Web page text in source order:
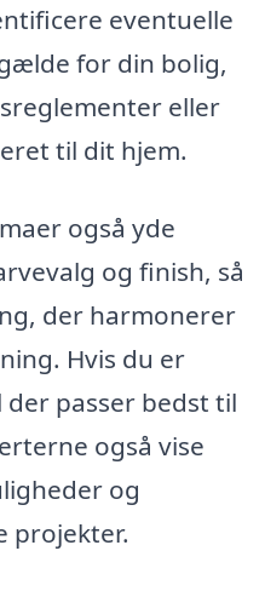
eventuelle
for din bolig,
eller
til dit hjem.
også yde
og finish, så
der harmonerer
Hvis du er
passer bedst til
også vise
og
projekter.